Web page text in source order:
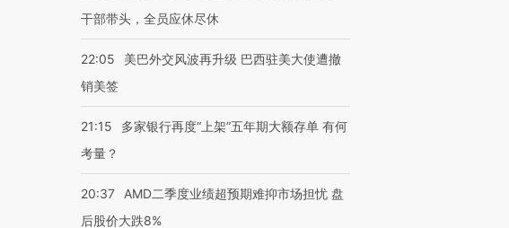
干部带头，全员应休尽休
22:05
美巴外交风波再升级 巴西驻美大使遭撤
销美签
21:15
多家银行再度“上架”五年期大额存单 有何
考量？
20:37
AMD二季度业绩超预期难抑市场担忧 盘
后股价大跌8%